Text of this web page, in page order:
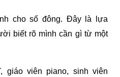
cho số đông. Đây là lựa
biết rõ mình cần gì từ một
giáo viên piano, sinh viên